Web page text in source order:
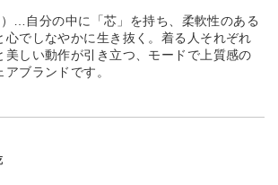
…自分の中に「芯」を持ち、柔軟性のある
心でしなやかに生き抜く。着る人それぞれ
美しい動作が引き立つ、モードで上質感の
ブランドです。